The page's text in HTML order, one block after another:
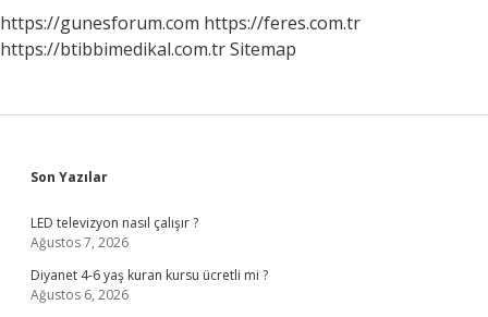
https://gunesforum.com https://feres.com.tr
https://btibbimedikal.com.trSitemap
Sidebar
Son Yazılar
LED televizyon nasıl çalışır ?
Ağustos 7, 2026
Diyanet 4-6 yaş kuran kursu ücretli mi ?
Ağustos 6, 2026